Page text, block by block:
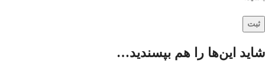
شاید این‌ها را هم بپسندید…